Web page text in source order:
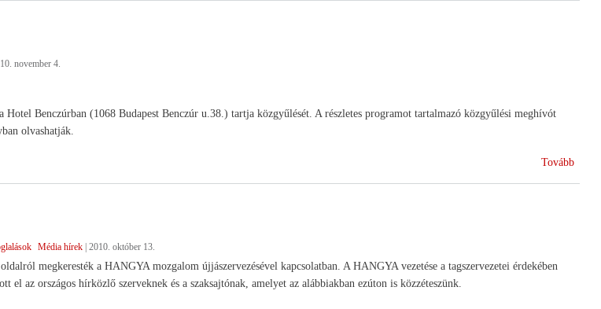
november 4.
Benczúrban (1068 Budapest Benczúr u.38.) tartja közgyűlését. A részletes programot tartalmazó közgyűlési meghívót
olvashatják.
Tovább
Média hírek 2010. október 13.
megkeresték a HANGYA mozgalom újjászervezésével kapcsolatban. A HANGYA vezetése a tagszervezetei érdekében
el az országos hírközlő szerveknek és a szaksajtónak, amelyet az alábbiakban ezúton is közzéteszünk.